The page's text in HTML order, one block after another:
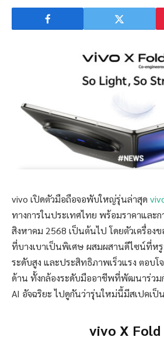
vivo เปิดตัวมือถือจอพับใหญ่รุ่นล่าสุด
ทางการในประเทศไทย พร้อมราคาและ
สิงหาคม 2568 เป็นต้นไป โดยตัวเครื่อง
ที่บางเบาเป็นพิเศษ ผสมผสานดีไซน์ที่ห
ระดับสูง และประสิทธิภาพเร็วแรง ตอบโ
ด้าน ทั้งกล้องระดับมืออาชีพที่พัฒนาร่วม
AI อัจฉริยะ ไปดูกันว่ารุ่นใหม่นี้มีสเปคเป็
vivo X Fold